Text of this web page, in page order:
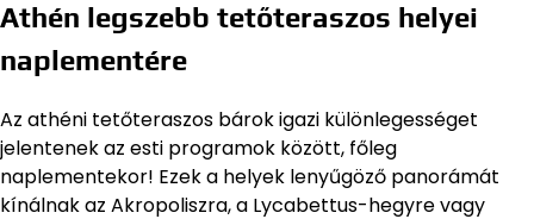
Athén legszebb tetőteraszos helyei
naplementére
Az athéni tetőteraszos bárok igazi különlegességet
jelentenek az esti programok között, főleg
naplementekor! Ezek a helyek lenyűgöző panorámát
kínálnak az Akropoliszra, a Lycabettus-hegyre vagy